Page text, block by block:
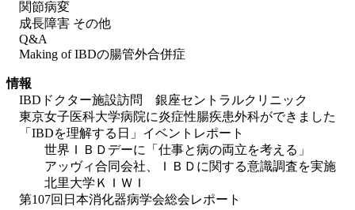
関節病変
成長障害 その他
Q&A
Making of IBDの腸管外合併症
情報
IBDドクター施設訪問 銀座セントラルクリニック
東京女子医科大学病院に炎症性腸疾患外科ができました
「IBDを理解する日」イベントレポート
世界ＩＢＤデーに「仕事と病の両立を考える」
アッヴィ合同会社、ＩＢＤに関する意識調査を実施
北里大学ＫＩＷＩ
第107回日本消化器病学会総会レポート